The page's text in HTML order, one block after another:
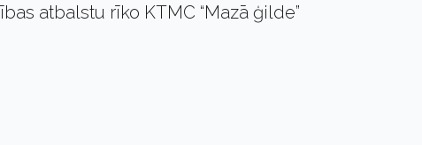
atbalstu rīko KTMC “Mazā ģilde”